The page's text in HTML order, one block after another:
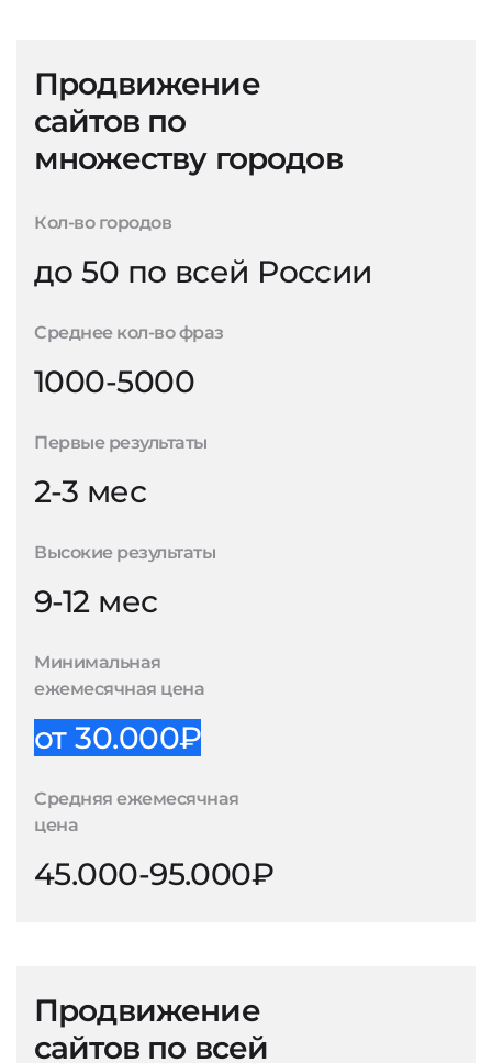
Продвижение
сайтов по
множеству городов
Кол-во городов
до 50 по всей России
Среднее кол-во фраз
1000-5000
Первые результаты
2-3 мес
Высокие результаты
9-12 мес
Минимальная
ежемесячная цена
от 30.000₽
Средняя ежемесячная
цена
45.000-95.000₽
Продвижение
сайтов по всей